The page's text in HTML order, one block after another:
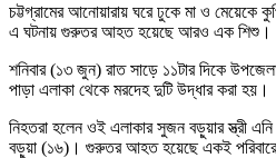
চট্টগ্রামের আনোয়ারায় ঘরে ঢুকে মা ও মেয়েকে
এ ঘটনায় গুরুতর আহত হয়েছে আরও এক শিশু।
শনিবার (১৩ জুন) রাত সাড়ে ১১টার দিকে
পাড়া এলাকা থেকে মরদেহ দুটি উদ্ধার করা হয়।
নিহতরা হলেন ওই এলাকার সুজন বড়ুয়ার স্ত্রী
বড়ুয়া (১৬)। গুরুতর আহত হয়েছে একই